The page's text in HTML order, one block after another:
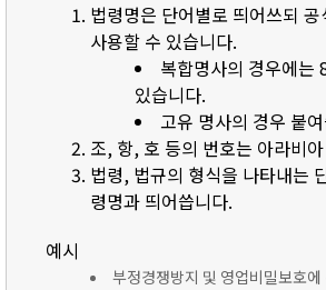
법령명은 단어별로 띄어쓰되
사용할 수 있습니다.
복합명사의 경우에는
있습니다.
고유 명사의 경우 붙
조, 항, 호 등의 번호는 아라비
법령, 법규의 형식을 나타내는
령명과 띄어씁니다.
예시
부정경쟁방지 및 영업비밀보호